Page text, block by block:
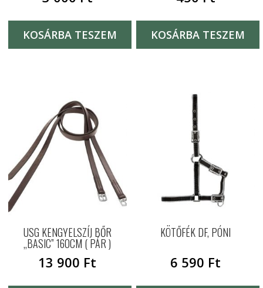
KOSÁRBA TESZEM KOSÁRBA TESZEM
USG KENGYELSZÍJ BŐR
„BASIC” 160CM ( PÁR )
13 900 Ft
KÖTŐFÉK DF, PÓNI
6 590 Ft